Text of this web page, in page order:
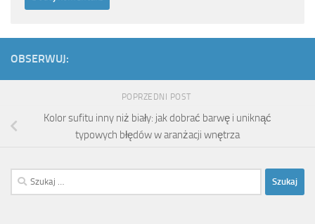
OBSERWUJ:
POPRZEDNI POST
Kolor sufitu inny niż biały: jak dobrać barwę i uniknąć
typowych błędów w aranżacji wnętrza
Szukaj: